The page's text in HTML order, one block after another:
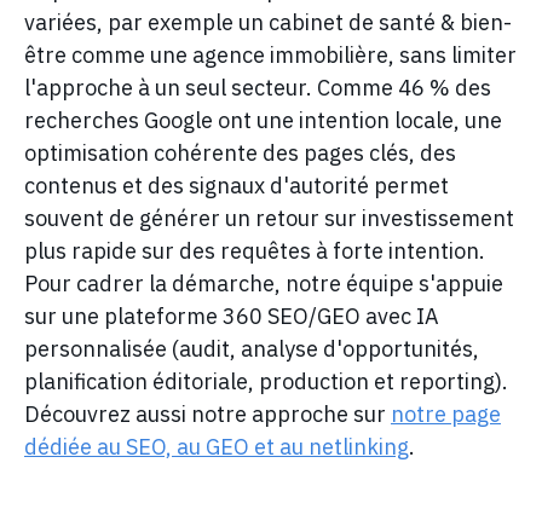
variées, par exemple un cabinet de santé & bien-
être comme une agence immobilière, sans limiter
l'approche à un seul secteur. Comme 46 % des
recherches Google ont une intention locale, une
optimisation cohérente des pages clés, des
contenus et des signaux d'autorité permet
souvent de générer un retour sur investissement
plus rapide sur des requêtes à forte intention.
Pour cadrer la démarche, notre équipe s'appuie
sur une plateforme 360 SEO/GEO avec IA
personnalisée (audit, analyse d'opportunités,
planification éditoriale, production et reporting).
Découvrez aussi notre approche sur notre page
dédiée au SEO, au GEO et au netlinking.